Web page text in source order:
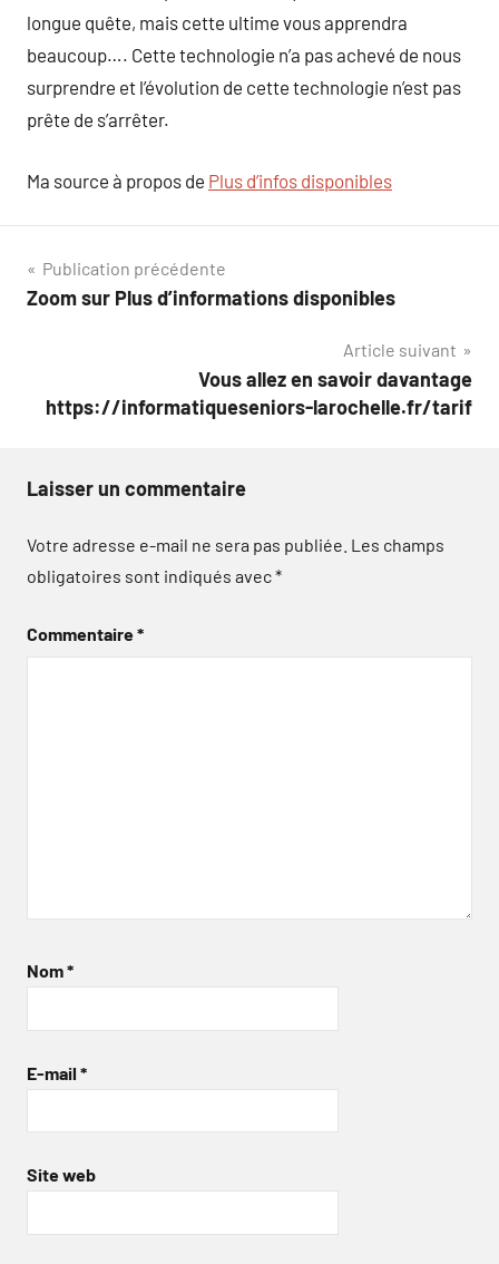
longue quête, mais cette ultime vous apprendra
beaucoup…. Cette technologie n’a pas achevé de nous
surprendre et l’évolution de cette technologie n’est pas
prête de s’arrêter.
Ma source à propos de Plus d’infos disponibles
Navigation
de
Publication précédente
Zoom sur Plus d’informations disponibles
Article suivant
Vous allez en savoir davantage
https://informatiqueseniors-larochelle.fr/tarif
Laisser un commentaire
Votre adresse e-mail ne sera pas publiée. Les champs
obligatoires sont indiqués avec*
Commentaire*
Nom*
E-mail *
Site web